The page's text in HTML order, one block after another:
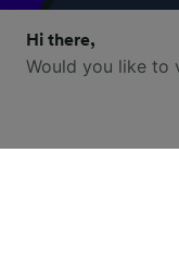
Hi there,
Would you like to